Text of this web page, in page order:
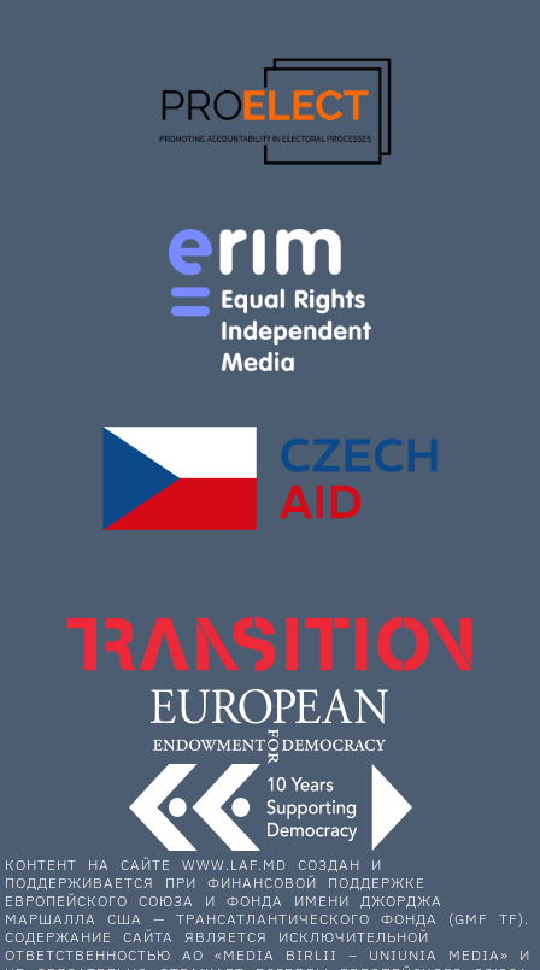
КОНТЕНТ НА САЙТЕ WWW.LAF.MD СОЗДАН И
ПОДДЕРЖИВАЕТСЯ ПРИ ФИНАНСОВОЙ ПОДДЕРЖКЕ
ЕВРОПЕЙСКОГО СОЮЗА И ФОНДА ИМЕНИ ДЖОРДЖА
МАРШАЛЛА США — ТРАНСАТЛАНТИЧЕСКОГО ФОНДА (GMF TF).
СОДЕРЖАНИЕ САЙТА ЯВЛЯЕТСЯ ИСКЛЮЧИТЕЛЬНОЙ
ОТВЕТСТВЕННОСТЬЮ АО «MEDIA BIRLII – UNIUNIA MEDIA» И